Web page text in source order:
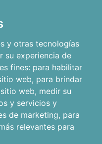
y otras tecnologías
su experiencia de
fines: para habilitar
web, para brindar
web, medir su
y servicios y
de marketing, para
relevantes para